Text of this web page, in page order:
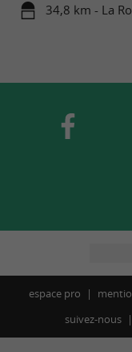
34,8 km - La
espace pro
suivez-nous